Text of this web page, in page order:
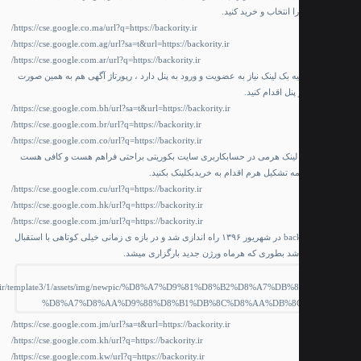
انتخاب و خرید کنید.
https://cse.google.co.ma/url?q=https://backority.ir/
https://cse.google.com.ag/url?sa=t&url=https://backority.ir/
https://cse.google.com.ar/url?q=https://backority.ir/
بک لینک نیاز به عضویت و ورود به پنل دارد ، رپورتاژ آگهی هم به همین صورت
https://cse.google.com.bh/url?sa=t&url=https://backority.ir/
https://cse.google.com.br/url?q=https://backority.ir/
https://cse.google.com.co/url?q=https://backority.ir/
لینک هرمی در حسابکاربری سایت بکوریتی براحتی فراهم هست و کافی هست
تشکیل هرم اقدام به خریدبکلینک بکنید.
https://cse.google.com.cu/url?q=https://backority.ir/
https://cse.google.com.hk/url?q=https://backority.ir/
https://cse.google.com.jm/url?q=https://backority.ir/
سایت backority.ir در شهریور ۱۳۹۶ راه اندازی شد و در بازه ی زمانی خیلی کوتاهی با استقبال
شد بطوری که هرماه ورژن جدید بارگزاری میشد.
https://cse.google.com.jm/url?sa=t&url=https://backority.ir/
https://cse.google.com.kh/url?q=https://backority.ir/
https://cse.google.com.kw/url?q=https://backority.ir/